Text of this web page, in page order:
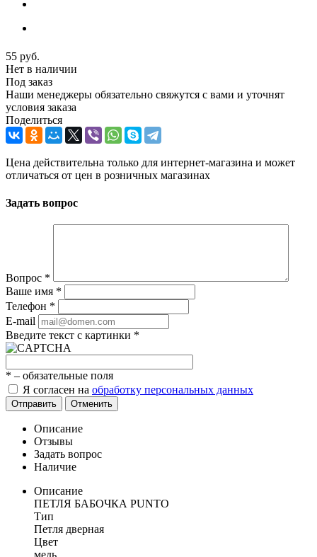
55 руб.
Нет в наличии
Под заказ
Наши менеджеры обязательно свяжутся с вами и уточнят
условия заказа
Поделиться
Цена действительна только для интернет-магазина и может
отличаться от цен в розничных магазинах
Задать вопрос
Вопрос *
Ваше имя *
Телефон *
E-mail
Введите текст с картинки *
* – обязательные поля
Я согласен на обработку персональных данных
Отправить Отменить
Описание
Отзывы
Задать вопрос
Наличие
Описание
ПЕТЛЯ БАБОЧКА PUNTO
Тип
Петля дверная
Цвет